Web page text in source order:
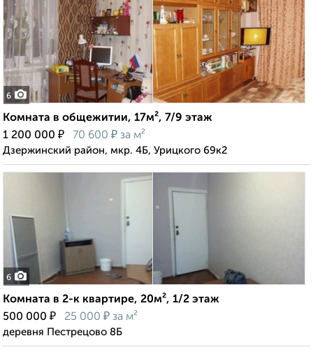
6
Комната в общежитии, 17м², 7/9 этаж
1 200 000 ₽ 70 600 ₽ за м²
Дзержинский район, мкр. 4Б, Урицкого 69к2
6
Комната в 2-к квартире, 20м², 1/2 этаж
500 000 ₽ 25 000 ₽ за м²
деревня Пестрецово 8Б